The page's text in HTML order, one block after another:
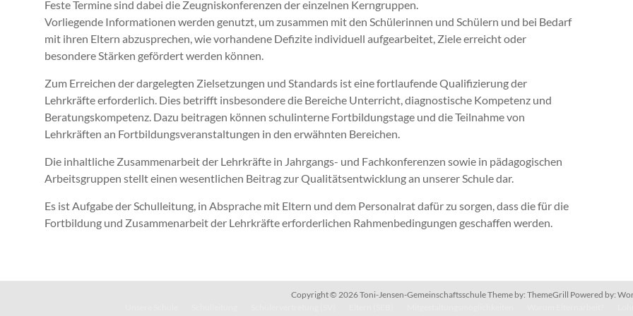
Feste Termine sind dabei die Zeugniskonferenzen der einzelnen Kerngruppen.
Vorliegende Informationen werden genutzt, um zusammen mit den Schülerinnen und Schülern und bei Bedarf
mit ihren Eltern abzusprechen, wie vorhandene Defizite individuell aufgearbeitet, Ziele erreicht oder
besondere Stärken gefördert werden können.
Zum Erreichen der dargelegten Zielsetzungen und Standards ist eine fortlaufende Qualifizierung der
Lehrkräfte erforderlich. Dies betrifft insbesondere die Bereiche Unterricht, diagnostische Kompetenz und
Beratungskompetenz. Dazu beitragen können schulinterne Fortbildungstage und die Teilnahme von
Lehrkräften an Fortbildungsveranstaltungen in den erwähnten Bereichen.
Die inhaltliche Zusammenarbeit der Lehrkräfte in Jahrgangs- und Fachkonferenzen sowie in pädagogischen
Arbeitsgruppen stellt einen wesentlichen Beitrag zur Qualitätsentwicklung an unserer Schule dar.
Es ist Aufgabe der Schulleitung, in Absprache mit Eltern und dem Personalrat dafür zu sorgen, dass die für die
Fortbildung und Zusammenarbeit der Lehrkräfte erforderlichen Rahmenbedingungen geschaffen werden.
Copyright © 2026Toni-Jensen-GemeinschaftsschuleTheme by: ThemeGrill Powered by: